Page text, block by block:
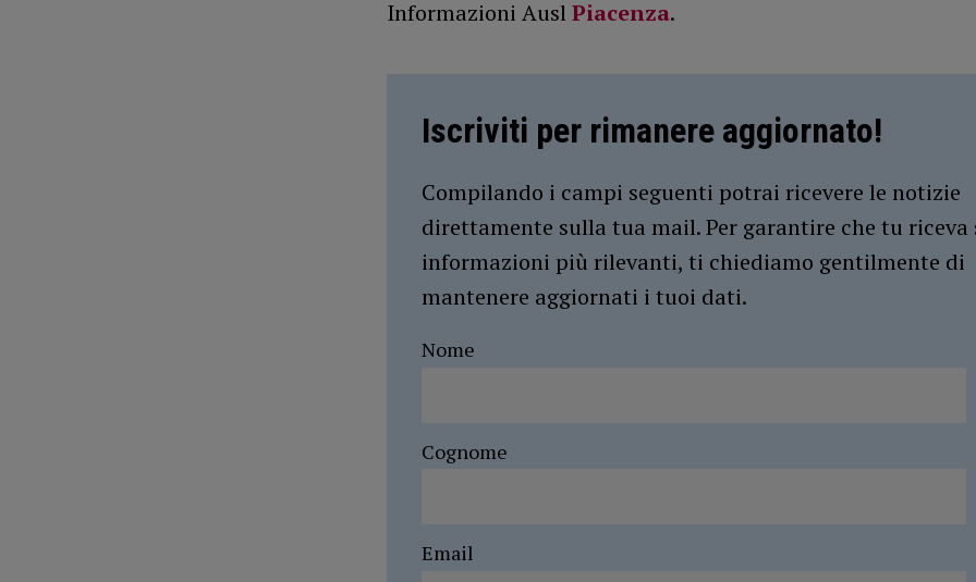
Informazioni Ausl Piacenza.
Iscriviti per rimanere aggiornato!
Compilando i campi seguenti potrai ricevere le notizie
direttamente sulla tua mail. Per garantire che tu riceva
informazioni più rilevanti, ti chiediamo gentilmente di
mantenere aggiornati i tuoi dati.
Nome
Cognome
Email